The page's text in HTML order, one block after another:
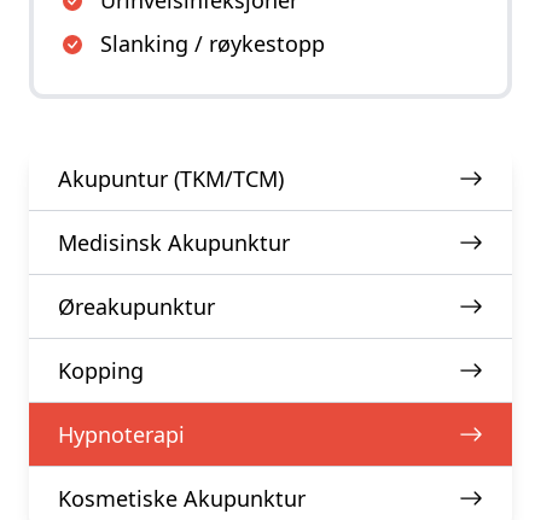
Akupuntur (TKM/TCM)
Medisinsk Akupunktur
Øreakupunktur
Kopping
Hypnoterapi
Kosmetiske Akupunktur
Slanking / røykestopp